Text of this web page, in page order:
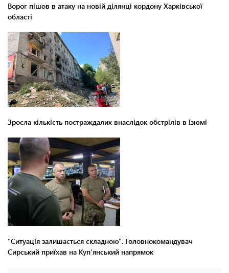
Ворог пішов в атаку на новій ділянці кордону Харківської
області
Зросла кількість постраждалих внаслідок обстрілів в Ізюмі
"Ситуація залишається складною". Головнокомандувач
Сирський приїхав на Куп'янський напрямок